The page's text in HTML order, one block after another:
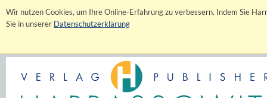
Wir nutzen Cookies, um Ihre Online-Erfahrung zu verbessern. Indem Sie
Sie in unserer Datenschutzerklärung